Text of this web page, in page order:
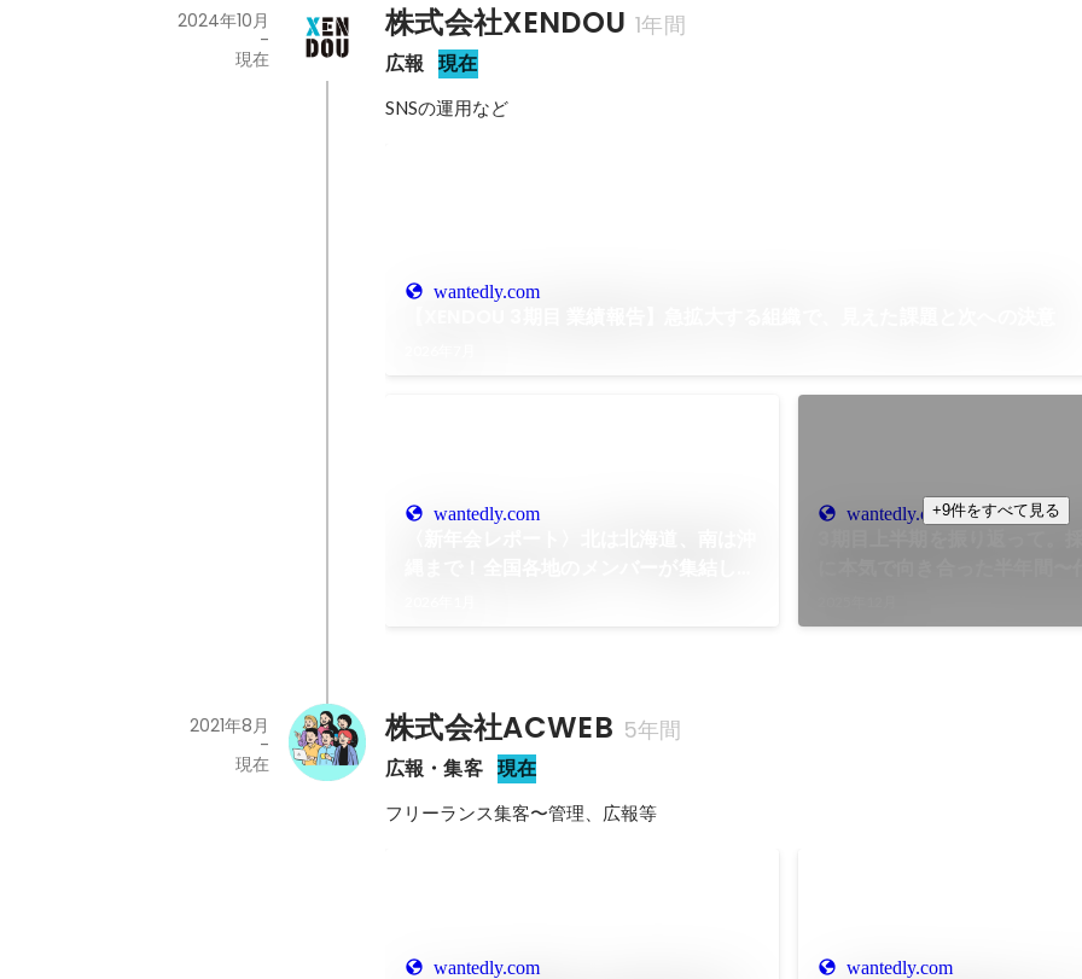
株式会社XENDOU 1年間
広報 現在
2024年10月
-
現在
SNSの運用など
wantedly.com
wantedly.com wantedly.com+9件をすべて見る
株式会社ACWEB 5年間
広報・集客 現在
2021年8月
-
現在
フリーランス集客〜管理、広報等
wantedly.com wantedly.com